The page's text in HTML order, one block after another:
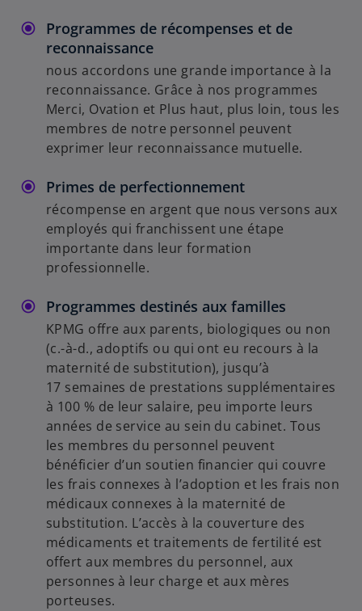
Programmes de récompenses et de
reconnaissance
nous accordons une grande importance à la
reconnaissance. Grâce à nos programmes
Merci, Ovation et Plus haut, plus loin, tous les
membres de notre personnel peuvent
exprimer leur reconnaissance mutuelle.
Primes de perfectionnement
récompense en argent que nous versons aux
employés qui franchissent une étape
importante dans leur formation
professionnelle.
Programmes destinés aux familles
KPMG offre aux parents, biologiques ou non
(c.-à-d., adoptifs ou qui ont eu recours à la
maternité de substitution), jusqu’à
17 semaines de prestations supplémentaires
à 100 % de leur salaire, peu importe leurs
années de service au sein du cabinet. Tous
les membres du personnel peuvent
bénéficier d’un soutien financier qui couvre
les frais connexes à l’adoption et les frais non
médicaux connexes à la maternité de
substitution. L’accès à la couverture des
médicaments et traitements de fertilité est
offert aux membres du personnel, aux
personnes à leur charge et aux mères
porteuses.